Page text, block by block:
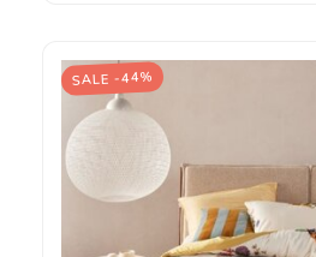
SALE -44%